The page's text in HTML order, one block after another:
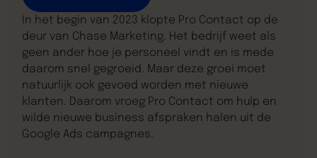
In het begin van 2023 klopte Pro Contact op de
deur van Chase Marketing. Het bedrijf weet als
geen ander hoe je personeel vindt en is mede
daarom snel gegroeid. Maar deze groei moet
natuurlijk ook gevoed worden met nieuwe
klanten. Daarom vroeg Pro Contact om hulp en
wilde nieuwe business afspraken halen uit de
Google Ads campagnes.